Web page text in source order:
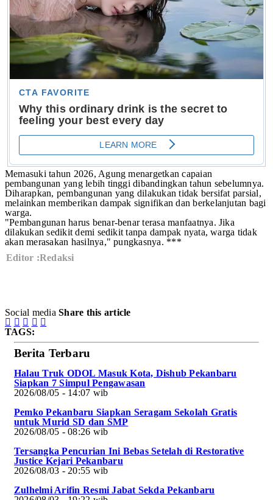
Memasuki tahun 2026, Agung menargetkan capaian
pembangunan yang lebih tinggi dibandingkan tahun sebelumnya.
Diharapkan, pembangunan yang dilakukan tidak bersifat parsial,
melainkan memberikan dampak signifikan dan berkelanjutan bagi
warga.
"Pembangunan harus benar-benar terasa manfaatnya. Jika
dilakukan sedikit demi sedikit tanpa dampak nyata, warga tidak
akan merasakan hasilnya," pungkasnya. ***
Editor :Redaksi
Social media Share this article
    
TAGS:
Berita Terbaru
Halau Truk ODOL Masuk Kota, Dishub Pekanbaru
Siapkan 7 Simpul Pengawasan
2026/08/05 - 14:07 wib
Pemko Pekanbaru Siapkan Seragam Sekolah Gratis
untuk Murid SD dan SMP
2026/08/05 - 08:26 wib
Tersangka Pencurian Ini Bebas Setelah di Restorative
Justice Kejari Pekanbaru
2026/08/03 - 20:55 wib
Zulhelmi Arifin Resmi Jabat Sekda Pekanbaru